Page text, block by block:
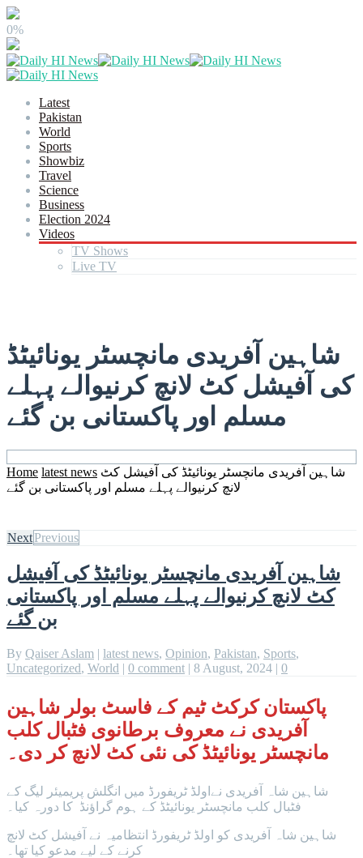
0%
Latest
Pakistan
World
Sports
Showbiz
Travel
Science
Business
Election 2024
Videos
TV Shows
Live TV
شاہین آفریدی مانچسٹر یونائیٹڈ
کی آفیشل کٹ لانچ کرنیوالے پہلے
مسلم اور پاکستانی بن گئے
Home latest news شاہین آفریدی مانچسٹر یونائیٹڈ کی آفیشل کٹ
لانچ کرنیوالے پہلے مسلم اور پاکستانی بن گئے
NextPrevious
شاہین آفریدی مانچسٹر یونائیٹڈ کی آفیشل
کٹ لانچ کرنیوالے پہلے مسلم اور پاکستانی
بن گئے
By Qaiser Aslam | latest news, Opinion, Pakistan, Sports,
Uncategorized, World | 0 comment | 8 August, 2024 | 0
پاکستان کرکٹ ٹیم کے فاسٹ بولر شاہین
آفریدی نے معروف برطانوی فٹبال کلب
مانچسٹر یونائیٹڈ کی نئی کٹ لانچ کر دی۔
شاہین شاہ آفریدی نےاولڈ ٹریفورڈ میں انگلش پریمیئر لیگ کے
فٹبال کلب مانچسٹر یونائیٹڈ کے ہوم گراؤنڈ کا دورہ کیا۔
شاہین شاہ آفریدی کو اولڈ ٹریفورڈ انتظامیہ نے آفیشل کٹ لانچ
کرنے کے لیے مدعو کیا تھا۔